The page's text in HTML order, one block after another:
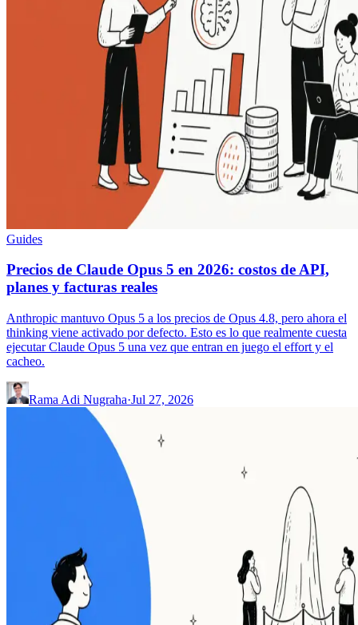
Guides
Precios de Claude Opus 5 en 2026: costos de API,
planes y facturas reales
Anthropic mantuvo Opus 5 a los precios de Opus 4.8, pero ahora el
thinking viene activado por defecto. Esto es lo que realmente cuesta
ejecutar Claude Opus 5 una vez que entran en juego el effort y el
cacheo.
Rama Adi Nugraha·Jul 27, 2026